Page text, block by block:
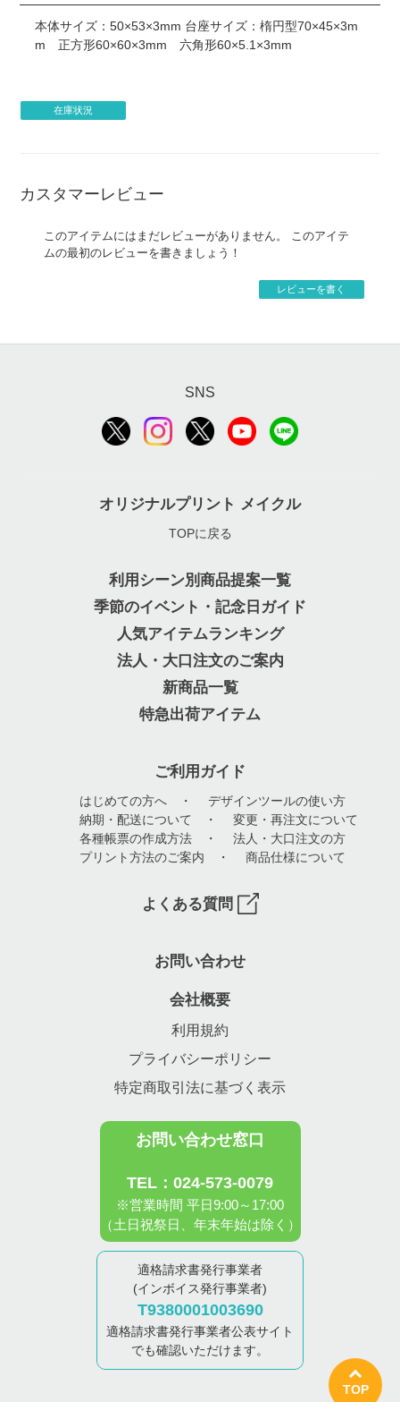
TOP
本体サイズ：50×53×3mm 台座サイズ：楕円型70×45×3m
m 正方形60×60×3mm 六角形60×5.1×3mm
在庫状況
カスタマーレビュー
このアイテムにはまだレビューがありません。 このアイテ
ムの最初のレビューを書きましょう！
レビューを書く
SNS
オリジナルプリント メイクル
TOPに戻る
利用シーン別商品提案一覧
季節のイベント・記念日ガイド
人気アイテムランキング
法人・大口注文のご案内
新商品一覧
特急出荷アイテム
ご利用ガイド
はじめての方へ ・ デザインツールの使い方
納期・配送について
・ 変更・再注文について
各種帳票の作成方法 ・ 法人・大口注文の方
プリント方法のご案内 ・ 商品仕様について
よくある質問
お問い合わせ
会社概要
利用規約
プライバシーポリシー
特定商取引法に基づく表示
お問い合わせ窓口
TEL：024-573-0079
※営業時間 平日9:00～17:00
（土日祝祭日、年末年始は除く）
適格請求書発行事業者
(インボイス発行事業者)
T9380001003690
適格請求書発行事業者公表サイト
でも確認いただけます。